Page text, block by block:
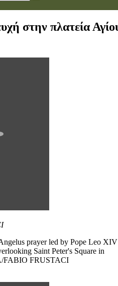
στην πλατεία
prayer led by Pope Leo XIV
Saint Peter's Square in
FABIO FRUSTACI